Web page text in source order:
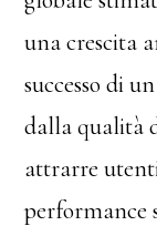
una crescita
successo di
dalla qualità
attrarre
performance